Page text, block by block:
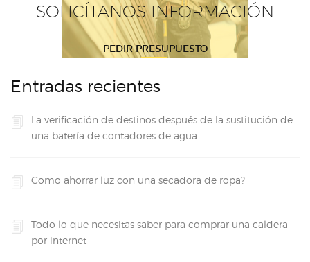
SOLICÍTANOS INFORMACIÓN
PEDIR PRESUPUESTO
Entradas recientes
La verificación de destinos después de la sustitución de
una batería de contadores de agua
Como ahorrar luz con una secadora de ropa?
Todo lo que necesitas saber para comprar una caldera
por internet